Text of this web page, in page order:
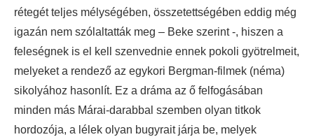
rétegét teljes mélységében, összetettségében eddig még
igazán nem szólaltatták meg – Beke szerint -, hiszen a
feleségnek is el kell szenvednie ennek pokoli gyötrelmeit,
melyeket a rendező az egykori Bergman-filmek (néma)
sikolyához hasonlít. Ez a dráma az ő felfogásában
minden más Márai-darabbal szemben olyan titkok
hordozója, a lélek olyan bugyrait járja be, melyek